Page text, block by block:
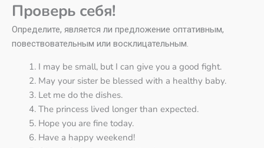
Проверь себя!
Определите, является ли предложение оптативным,
повествовательным или восклицательным.
I may be small, but I can give you a good fight.
May your sister be blessed with a healthy baby.
Let me do the dishes.
The princess lived longer than expected.
Hope you are fine today.
Have a happy weekend!